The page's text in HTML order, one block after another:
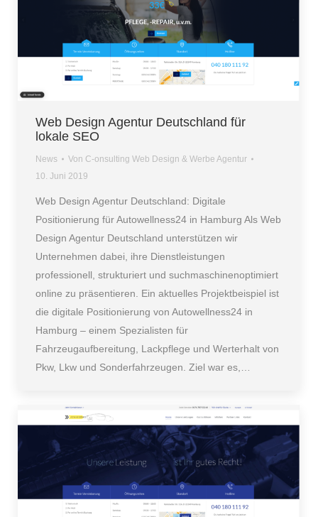
Web Design Agentur Deutschland für
lokale SEO
News Von C-onsulting Web Design & Werbe Agentur
10. Juni 2019
Web Design Agentur Deutschland: Digitale
Positionierung für Autowellness24 in Hamburg Als Web
Design Agentur Deutschland unterstützen wir
Unternehmen dabei, ihre Dienstleistungen
professionell, strukturiert und suchmaschinenoptimiert
online zu präsentieren. Ein aktuelles Projektbeispiel ist
die digitale Positionierung von Autowellness24 in
Hamburg – einem Spezialisten für
Fahrzeugaufbereitung, Lackpflege und Werterhalt von
Pkw, Lkw und Sonderfahrzeugen. Ziel war es,…